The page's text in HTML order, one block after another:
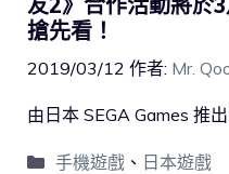
搶先看！
2019/03/12 作者: Mr.
由日本 SEGA Games 推
手機遊戲、 日本遊戲